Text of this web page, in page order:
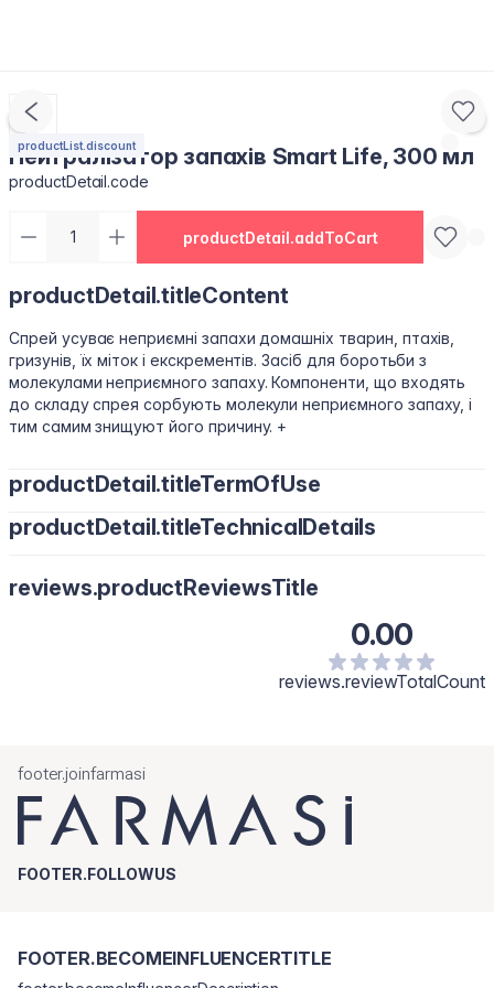
productList.discount
Нейтралізатор запахів Smart Life, 300 мл
productDetail.code
productDetail.addToCart
productDetail.titleContent
Спрей усуває неприємні запахи домашніх тварин, птахів,
гризунів, їх міток і екскрементів. Засіб для боротьби з
молекулами неприємного запаху. Компоненти, що входять
до складу спрея сорбують молекули неприємного запаху, і
тим самим знищуют його причину. +
productDetail.titleTermOfUse
Струсити балончик, розпилювати аерозоль вгору протягом
productDetail.titleTechnicalDetails
reviews.productReviewsTitle
0.00
reviews.reviewTotalCount
footer.joinfarmasi
FOOTER.FOLLOWUS
FOOTER.BECOMEINFLUENCERTITLE